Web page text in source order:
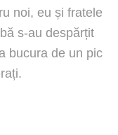
noi, eu și fratele
s-au despărțit
bucura de un pic